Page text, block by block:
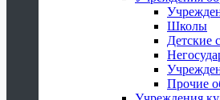
Школы
Детские
Прочие